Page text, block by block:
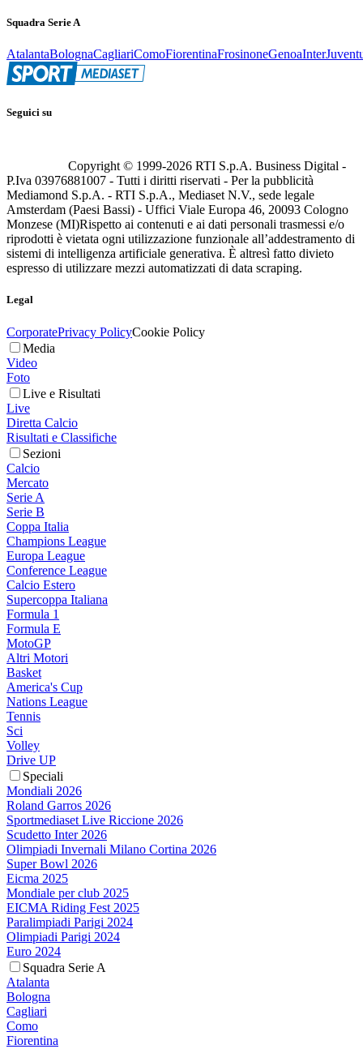
Squadra Serie A
AtalantaBolognaCagliariComoFiorentinaFrosinoneGenoaInter
Seguici su
Copyright © 1999-2026 RTI S.p.A. Business Digital -
P.Iva 03976881007 - Tutti i diritti riservati - Per la pubblicità
Mediamond S.p.A. - RTI S.p.A., Mediaset N.V., sede legale
Amsterdam (Paesi Bassi) - Uffici Viale Europa 46, 20093 Cologno
Monzese (MI)Rispetto ai contenuti e ai dati personali trasmessi e/o
riprodotti è vietata ogni utilizzazione funzionale all’addestramento di
sistemi di intelligenza artificiale generativa. È altresì fatto divieto
espresso di utilizzare mezzi automatizzati di data scraping.
Legal
CorporatePrivacy PolicyCookie Policy
Media
Video
Foto
Live e Risultati
Live
Diretta Calcio
Risultati e Classifiche
Sezioni
Calcio
Mercato
Serie A
Serie B
Coppa Italia
Champions League
Europa League
Conference League
Calcio Estero
Supercoppa Italiana
Formula 1
Formula E
MotoGP
Altri Motori
Basket
America's Cup
Nations League
Tennis
Sci
Volley
Drive UP
Speciali
Mondiali 2026
Roland Garros 2026
Sportmediaset Live Riccione 2026
Scudetto Inter 2026
Olimpiadi Invernali Milano Cortina 2026
Super Bowl 2026
Eicma 2025
Mondiale per club 2025
EICMA Riding Fest 2025
Paralimpiadi Parigi 2024
Olimpiadi Parigi 2024
Euro 2024
Squadra Serie A
Atalanta
Bologna
Cagliari
Como
Fiorentina